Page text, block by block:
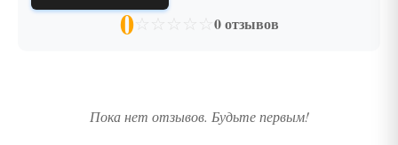
0☆ ☆ ☆ ☆ ☆ 0 отзывов
Пока нет отзывов. Будьте первым!